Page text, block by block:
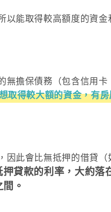
能取得較高額度的資金
無擔保債務（包含信用卡
取得較大額的資金，有
因此會比無抵押的借貸（
押貸款的利率，大約落
。